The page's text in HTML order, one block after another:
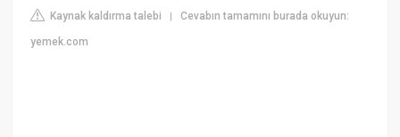
Kaynak kaldırma talebi |Cevabın tamamını burada okuyun:
yemek.com